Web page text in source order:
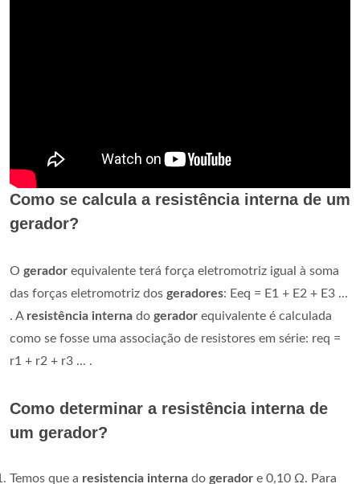
Como se calcula a resistência interna de um
gerador?
O gerador equivalente terá força eletromotriz igual à soma
das forças eletromotriz dos geradores: Eeq = E1 + E2 + E3 ...
. A resistência interna do gerador equivalente é calculada
como se fosse uma associação de resistores em série: req =
r1 + r2 + r3 ... .
Como determinar a resistência interna de
um gerador?
Temos que a resistencia interna do gerador e 0,10 Ω. Para